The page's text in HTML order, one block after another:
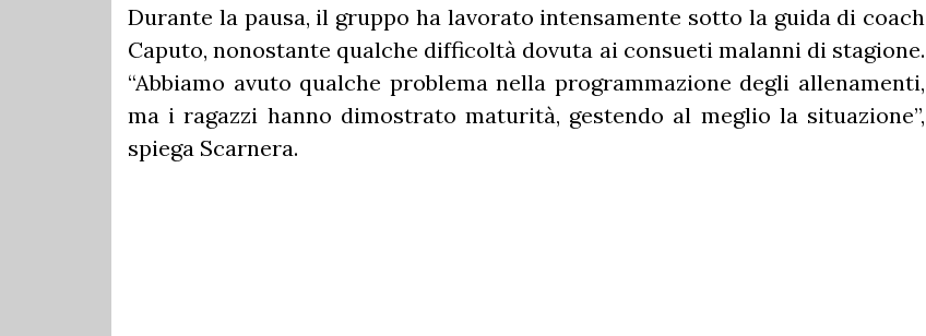
Durante la pausa, il gruppo ha lavorato intensamente sotto la guida di coach
Caputo, nonostante qualche difficoltà dovuta ai consueti malanni di stagione.
“Abbiamo avuto qualche problema nella programmazione degli allenamenti,
ma i ragazzi hanno dimostrato maturità, gestendo al meglio la situazione”,
spiega Scarnera.